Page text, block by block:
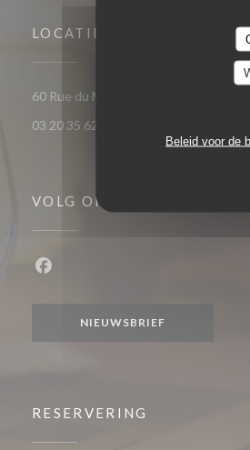
Beleid voor de
LOCATIE
60 Rue du Marechal Foch 59120 Loos
03 20 35 62 81
VOLG ONS
NIEUWSBRIEF
RESERVERING